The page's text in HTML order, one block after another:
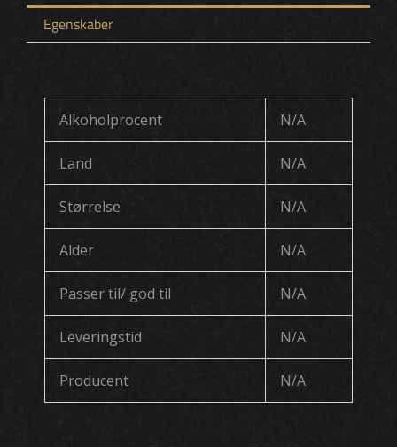
Egenskaber
Alkoholprocent N/A
Land N/A
Størrelse N/A
Alder N/A
Passer til/ god til N/A
Leveringstid N/A
Producent N/A